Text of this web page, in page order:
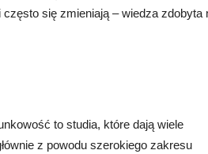
się zmieniają – wiedza zdobyta
to studia, które dają wiele
z powodu szerokiego zakresu